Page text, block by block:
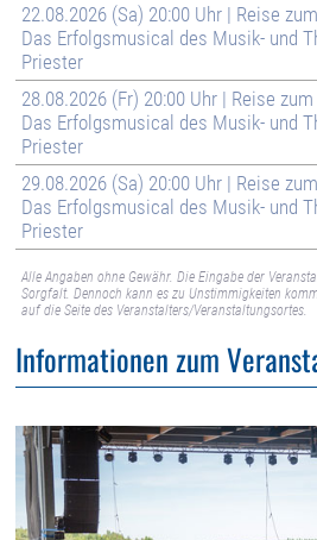
22.08.2026 (Sa) 20:00 Uhr | Reise
Das Erfolgsmusical des Musik- und
Priester
28.08.2026 (Fr) 20:00 Uhr | Reise
Das Erfolgsmusical des Musik- und
Priester
29.08.2026 (Sa) 20:00 Uhr | Reise
Das Erfolgsmusical des Musik- und
Priester
Alle Angaben ohne Gewähr. Die Eingabe der
Sorgfalt. Dennoch kann es zu Unstimmigkeiten
auf die Seite des Veranstalters/Veranstaltungsortes.
Informationen zum